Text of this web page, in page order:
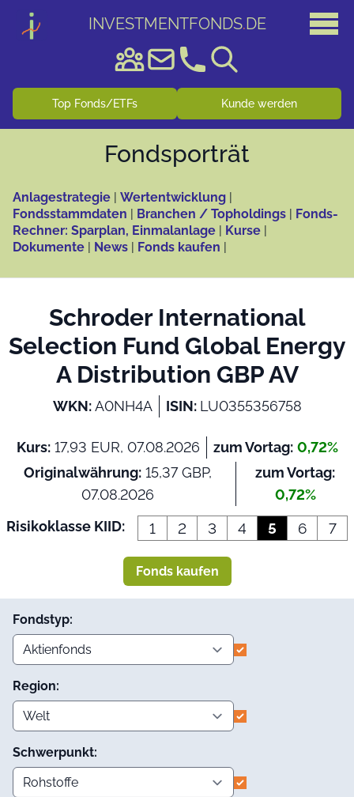
INVESTMENTFONDS.DE
Top Fonds/ETFs Kunde werden
Fonds­porträt
Anlagestrategie | Wertentwicklung |
Fondsstammdaten | Branchen / Topholdings | Fonds-
Rechner: Sparplan, Einmalanlage | Kurse |
Dokumente | News | Fonds kaufen |
Schroder International
Selection Fund Global Energy
A Distribution GBP AV
WKN:A0NH4A ISIN: LU0355356758
Kurs:17,93 EUR, 07.08.2026 zum Vortag: 0,72%
Originalwährung: 15,37 GBP,
07.08.2026
zum Vortag:
0,72%
Risikoklasse KIID:
1 2 3 4 5 6 7
Fonds kaufen
Fondstyp:
Region:
Schwerpunkt: